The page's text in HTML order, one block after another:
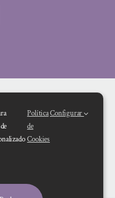
Sin embargo, los
Europea o la Comisión
Política
de
Cookies
Configurar